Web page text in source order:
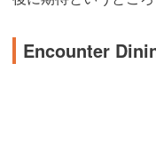
Encounter